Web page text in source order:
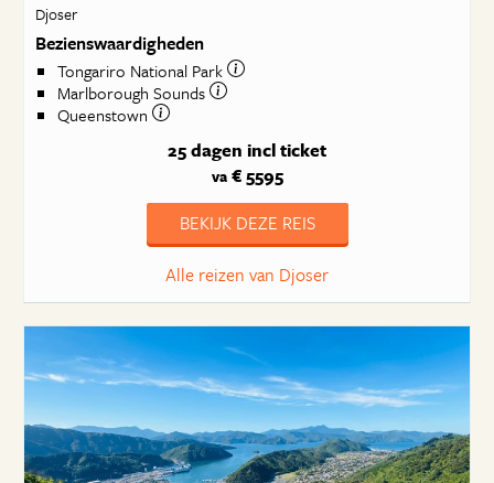
Djoser
Bezienswaardigheden
Tongariro National Park
Marlborough Sounds
Queenstown
25 dagen incl ticket
va€ 5595
BEKIJK DEZE REIS
Alle reizen van Djoser